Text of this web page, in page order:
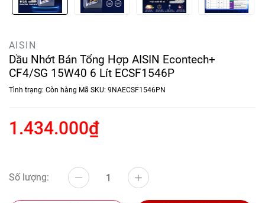
AISIN
Dầu Nhớt Bán Tổng Hợp AISIN Econtech+
CF4/SG 15W40 6 Lít ECSF1546P
Tình trạng: Còn hàng Mã SKU: 9NAECSF1546PN
1.434.000₫
Số lượng: